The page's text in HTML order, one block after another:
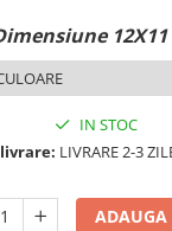
GEAM MIC
12X11
IN STOC
LIVRARE 2-3
ADAUGA